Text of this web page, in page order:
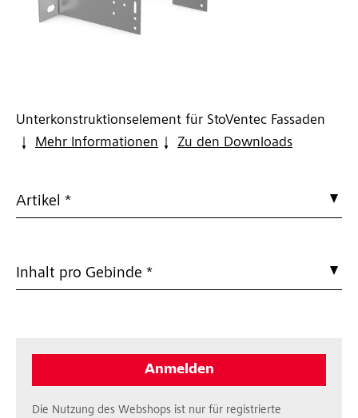
Unterkonstruktionselement für StoVentec Fassaden
Mehr Informationen
Zu den Downloads
Artikel *
Inhalt pro Gebinde *
Anmelden
Die Nutzung des Webshops ist nur für registrierte